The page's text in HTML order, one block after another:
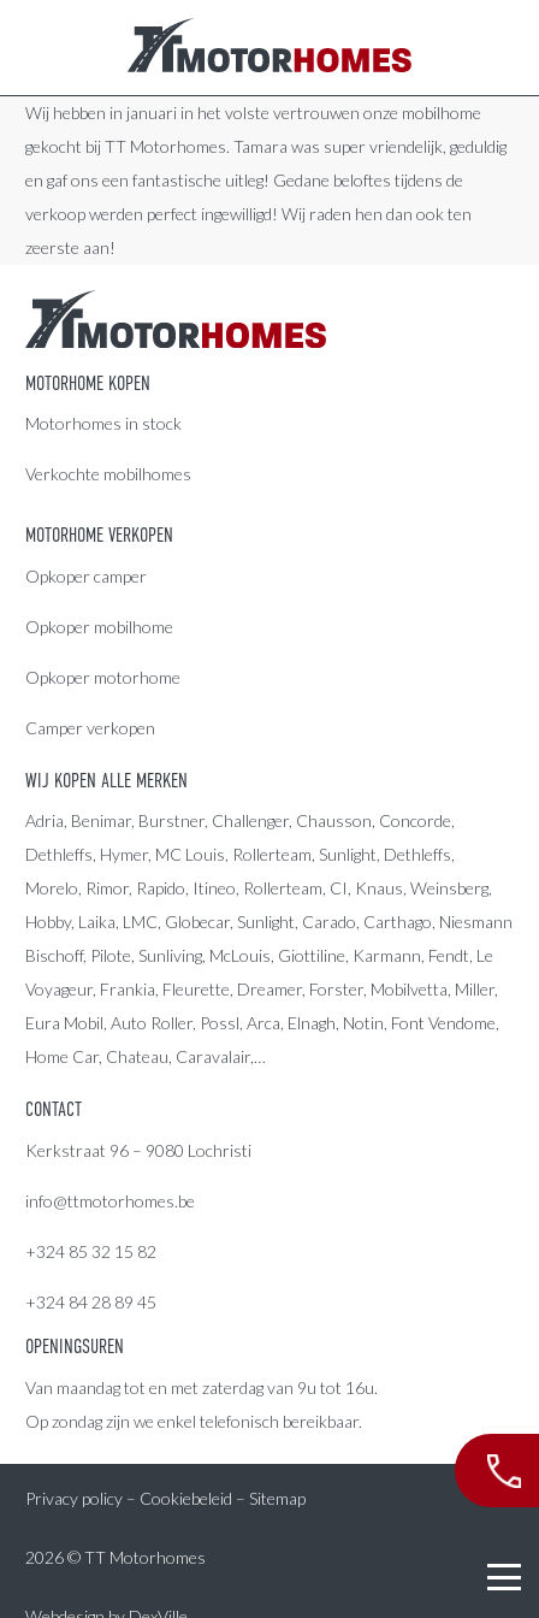
Wij hebben in januari in het volste vertrouwen onze mobilhome
gekocht bij TT Motorhomes. Tamara was super vriendelijk, geduldig
en gaf ons een fantastische uitleg! Gedane beloftes tijdens de
verkoop werden perfect ingewilligd! Wij raden hen dan ook ten
zeerste aan!
MOTORHOME KOPEN
Motorhomes in stock
Verkochte mobilhomes
MOTORHOME VERKOPEN
Opkoper camper
Opkoper mobilhome
Opkoper motorhome
Camper verkopen
WIJ KOPEN ALLE MERKEN
Adria, Benimar, Burstner, Challenger, Chausson, Concorde,
Dethleffs, Hymer, MC Louis, Rollerteam, Sunlight, Dethleffs,
Morelo, Rimor, Rapido, Itineo, Rollerteam, CI, Knaus, Weinsberg,
Hobby, Laika, LMC, Globecar, Sunlight, Carado, Carthago, Niesmann
Bischoff, Pilote, Sunliving, McLouis, Giottiline, Karmann, Fendt, Le
Voyageur, Frankia, Fleurette, Dreamer, Forster, Mobilvetta, Miller,
Eura Mobil, Auto Roller, Possl, Arca, Elnagh, Notin, Font Vendome,
Home Car, Chateau, Caravalair,…
CONTACT
Kerkstraat 96 – 9080 Lochristi
info@ttmotorhomes.be
+324 85 32 15 82
+324 84 28 89 45
OPENINGSUREN
Van maandag tot en met zaterdag van 9u tot 16u.
Op zondag zijn we enkel telefonisch bereikbaar.
Privacy policy – Cookiebeleid – Sitemap
2026 © TT Motorhomes